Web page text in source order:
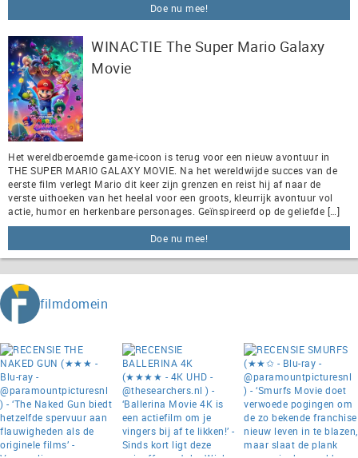
Doe nu mee!
WINACTIE The Super Mario Galaxy
Movie
Het wereldberoemde game-icoon is terug voor een nieuw avontuur in
THE SUPER MARIO GALAXY MOVIE. Na het wereldwijde succes van de
eerste film verlegt Mario dit keer zijn grenzen en reist hij af naar de
verste uithoeken van het heelal voor een groots, kleurrijk avontuur vol
actie, humor en herkenbare personages. Geïnspireerd op de geliefde […]
Doe nu mee!
filmdomein